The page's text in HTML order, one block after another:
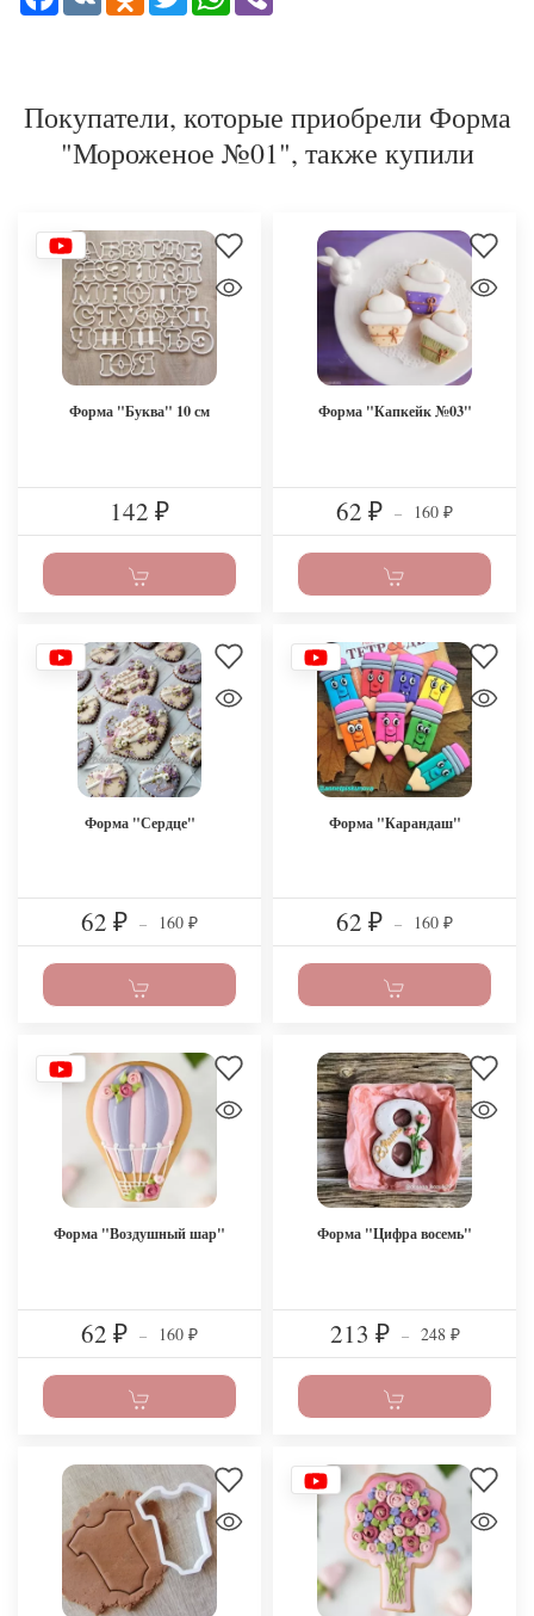
Покупатели, которые приобрели Форма
"Мороженое №01", также купили
Форма "Буква" 10 см
142 ₽
Форма "Капкейк №03"
62 ₽ – 160 ₽
Форма "Сердце"
62 ₽ – 160 ₽
Форма "Карандаш"
62 ₽ – 160 ₽
Форма "Воздушный шар"
62 ₽ – 160 ₽
Форма "Цифра восемь"
213 ₽ – 248 ₽